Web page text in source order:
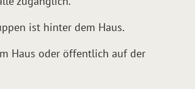
ist hinter dem Haus.
Haus oder öffentlich auf der